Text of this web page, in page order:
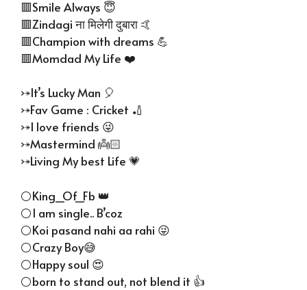
🟥Smile Always 😇
🟥Zindagi ना मिलेगी दुबारा 🤙
🟥Champion with dreams 💪
🟥Momdad My Life ❤️
⤐It’s Lucky Man 🎈
⤐Fav Game : Cricket 🏏
⤐I love friends 😜
⤐Mastermind 👼🏻
⤐Living My best Life 💗
⚪King_Of_Fb 👑
⚪I am single.. B’coz
⚪Koi pasand nahi aa rahi 😜
⚪Crazy Boy😅
⚪Happy soul 😍
⚪born to stand out, not blend it 👍